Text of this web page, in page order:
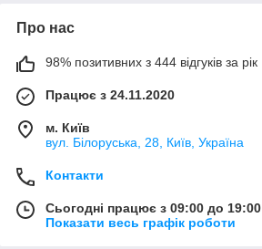
Про нас
98% позитивних з 444 відгуків за рік
Працює з 24.11.2020
м. Київ
вул. Білоруська, 28, Київ, Україна
Контакти
Сьогодні працює з 09:00 до 19:00
Показати весь графік роботи